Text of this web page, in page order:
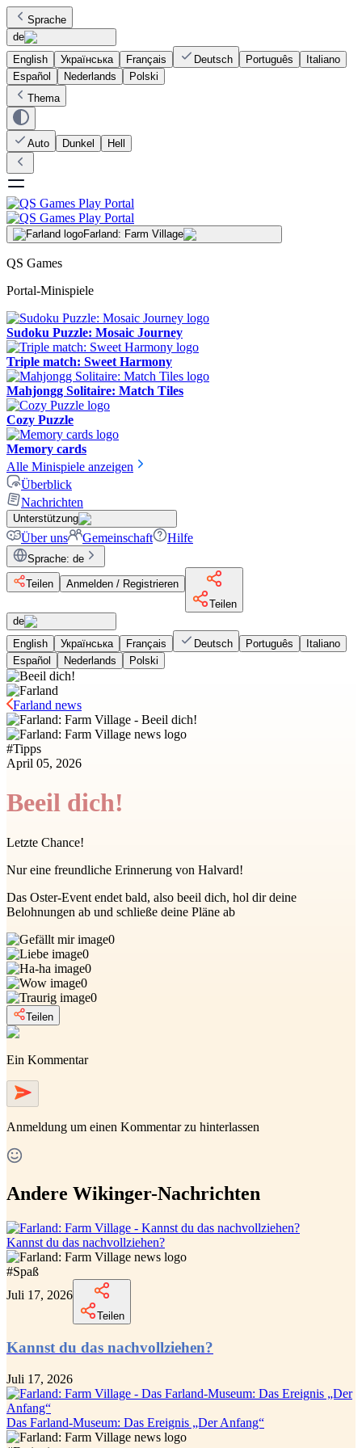
Sprache
de
English
Українська Français Deutsch Português
Italiano
Español
Nederlands
Polski
Thema
Auto Dunkel Hell
Farland: Farm Village
QS Games
Portal-Minispiele
Sudoku Puzzle: Mosaic Journey
Triple match: Sweet Harmony
Mahjongg Solitaire: Match Tiles
Cozy Puzzle
Memory cards
Alle Minispiele anzeigen
Überblick
Nachrichten
Unterstützung
Über uns Gemeinschaft Hilfe
Sprache: de
Teilen
Anmelden / Registrieren
Teilen
de
English
Українська Français Deutsch Português
Italiano
Español
Nederlands Polski
Farland news
#Tipps
April 05, 2026
Beeil dich!
Letzte Chance!
Nur eine freundliche Erinnerung von Halvard!
Das Oster-Event endet bald, also beeil dich, hol dir deine
Belohnungen ab und schließe deine Pläne ab
0
0
0
0
0
Teilen
Ein Kommentar
Anmeldung um einen Kommentar zu hinterlassen
Andere Wikinger-Nachrichten
Kannst du das nachvollziehen?
#Spaß
Juli 17, 2026
Teilen
Kannst du das nachvollziehen?
Juli 17, 2026
Das Farland-Museum: Das Ereignis „Der Anfang“